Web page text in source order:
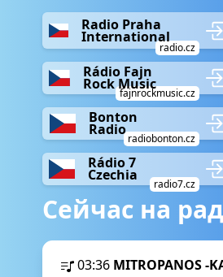
Radio Praha
International
radio.cz
Rádio Fajn
Rock Music
fajnrockmusic.cz
Bonton
Radio
radiobonton.cz
Rádio 7
Czechia
radio7.cz
Сейчас на
03:36 MITROPANOS -